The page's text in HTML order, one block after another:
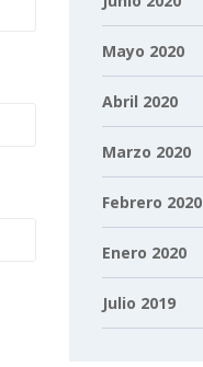
Mayo 2020
Abril 2020
Marzo 2020
Febrero 2020
Enero 2020
Julio 2019